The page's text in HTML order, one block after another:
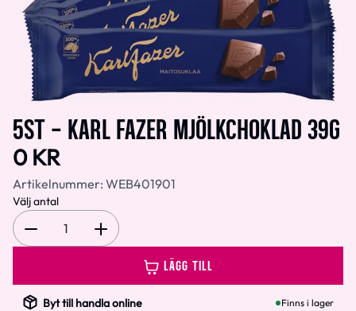
5ST - KARL FAZER MJÖLKCHOKLAD 39G
0 KR
Artikelnummer: WEB401901
Välj antal
1
LÄGG TILL
Byt till handla online Finns i lager